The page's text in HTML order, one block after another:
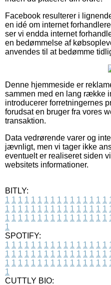
Facebook resulterer i
en idé om internet
ser vi endda internet
en bedømmelse af
anvendes til at bedømme
Denne hjemmeside er
sammen med en lang række
introducerer forretningernes
forudsat en bruger fra vores
transaktion.
Data vedrørende varer og
jævnligt, men vi tager ikke
eventuelt er realiseret siden
websitets informationer.
BITLY:
1 1 1 1 1 1 1 1 1 1 1 1 1 1 1 1
1 1 1 1 1 1 1 1 1 1 1 1 1 1 1 1
1 1 1 1 1 1 1 1 1 1 1 1 1 1 1 1
1
SPOTIFY:
1 1 1 1 1 1 1 1 1 1 1 1 1 1 1 1
1 1 1 1 1 1 1 1 1 1 1 1 1 1 1 1
1 1 1 1 1 1 1 1 1 1 1 1 1 1 1 1
1
CUTTLY BIO: